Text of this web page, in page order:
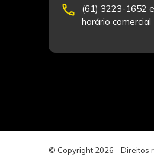
phone
(61) 3223-1652
horário comercial
© Copyright 2026 - Direitos